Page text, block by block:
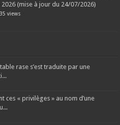
2026 (mise à jour du 24/07/2026)
views
rase s’est traduite par une
ces « privilèges » au nom d’une